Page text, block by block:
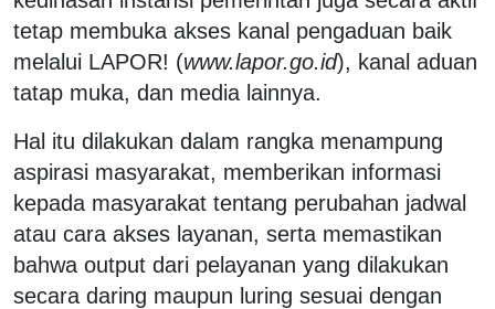
tetap membuka akses kanal pengaduan baik
melalui LAPOR! (www.lapor.go.id), kanal aduan
tatap muka, dan media lainnya.
Hal itu dilakukan dalam rangka menampung
aspirasi masyarakat, memberikan informasi
kepada masyarakat tentang perubahan jadwal
atau cara akses layanan, serta memastikan
bahwa output dari pelayanan yang dilakukan
secara daring maupun luring sesuai dengan